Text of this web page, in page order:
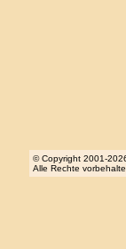
© Copyright 2001-
Alle Rechte